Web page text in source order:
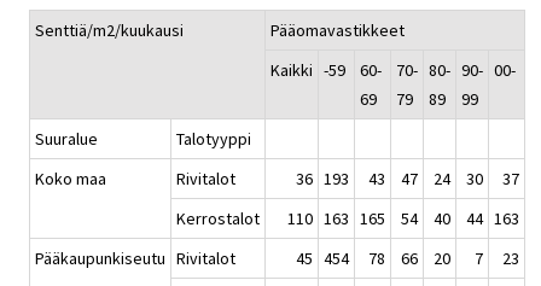
Senttiä/m2/kuukausi
Pääomavastikkeet
Kaikki -59
60-
69
70-
79
80-
89
90-
99
00-
Suuralue
Talotyyppi
Koko maa
Rivitalot 36 193 43 47 24 30
37
Kerrostalot
110 163 165 54 40 44 163
Pääkaupunkiseutu Rivitalot 45 454 78 66 20 7
23